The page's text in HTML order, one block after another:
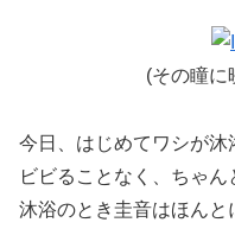
(その瞳に
今日、はじめてワシが沐
ビビることなく、ちゃん
沐浴のとき圭音はほんと